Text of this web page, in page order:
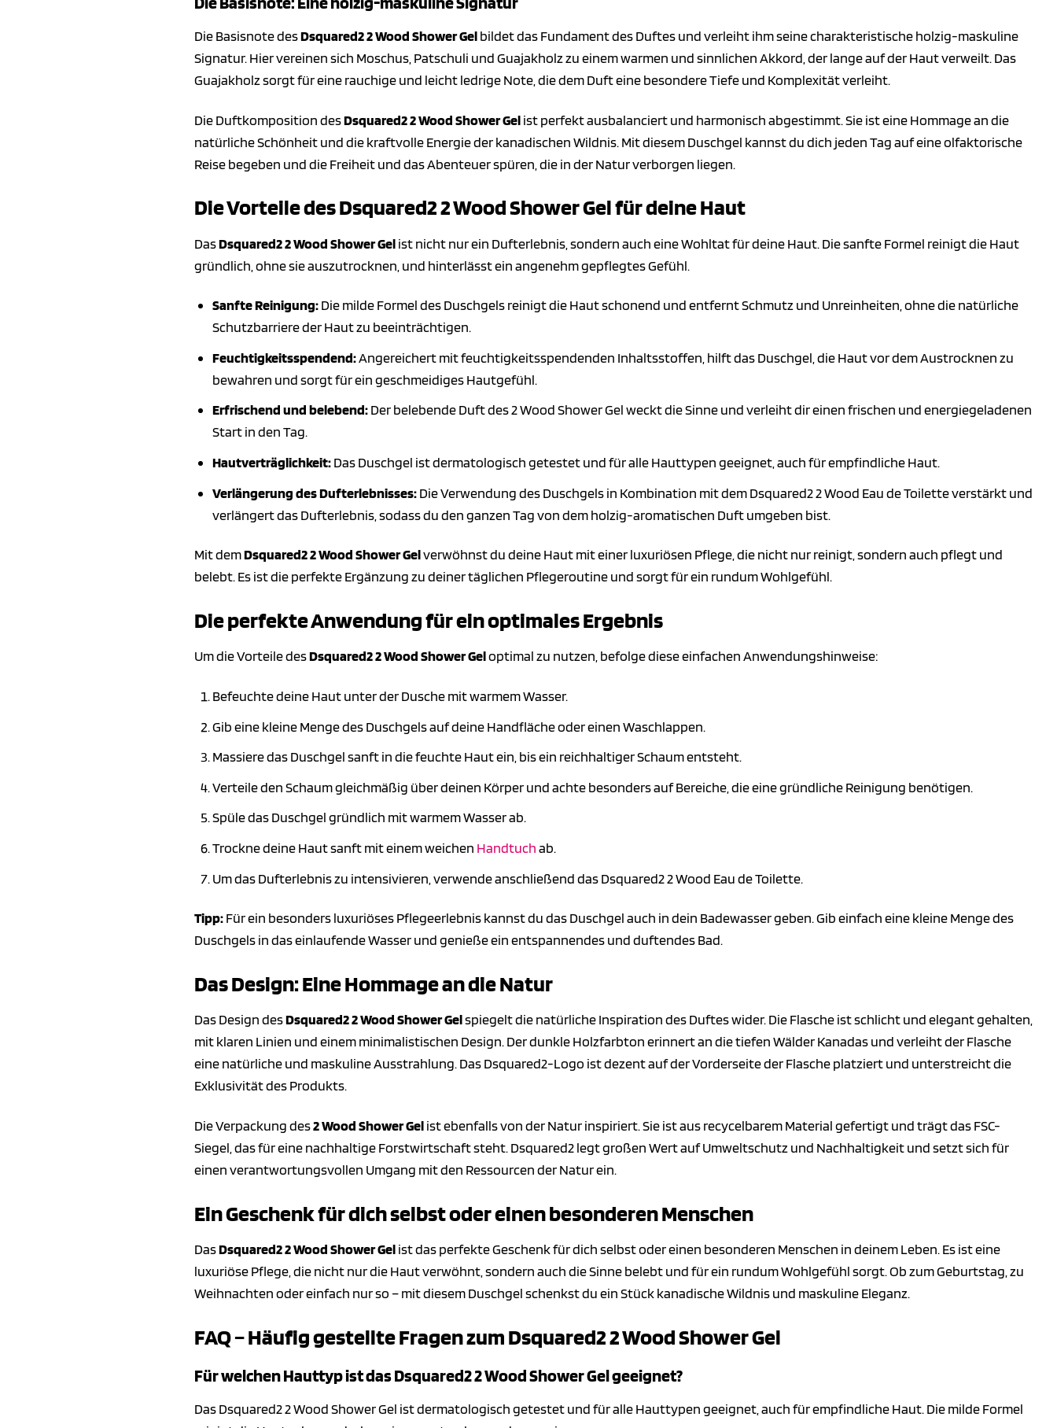
Die Basisnote desDsquared2 2 Wood Shower Gelbildet das Fundament des Duftes und verleiht ihm seine charakteristische holzig-maskuline
Signatur. Hier vereinen sich Moschus, Patschuli und Guajakholz zu einem warmen und sinnlichen Akkord, der lange auf der Haut verweilt. Das
Guajakholz sorgt für eine rauchige und leicht ledrige Note, die dem Duft eine besondere Tiefe und Komplexität verleiht.
Die Duftkomposition desDsquared2 2 Wood Shower Gelist perfekt ausbalanciert und harmonisch abgestimmt. Sie ist eine Hommage an die
natürliche Schönheit und die kraftvolle Energie der kanadischen Wildnis. Mit diesem Duschgel kannst du dich jeden Tag auf eine olfaktorische
Reise begeben und die Freiheit und das Abenteuer spüren, die in der Natur verborgen liegen.
Die Vorteile des Dsquared2 2 Wood Shower Gel für deine Haut
DasDsquared2 2 Wood Shower Gelist nicht nur ein Dufterlebnis, sondern auch eine Wohltat für deine Haut. Die sanfte Formel reinigt die Haut
gründlich, ohne sie auszutrocknen, und hinterlässt ein angenehm gepflegtes Gefühl.
Sanfte Reinigung:Die milde Formel des Duschgels reinigt die Haut schonend und entfernt Schmutz und Unreinheiten, ohne die natürliche
Schutzbarriere der Haut zu beeinträchtigen.
Feuchtigkeitsspendend:Angereichert mit feuchtigkeitsspendenden Inhaltsstoffen, hilft das Duschgel, die Haut vor dem Austrocknen zu
bewahren und sorgt für ein geschmeidiges Hautgefühl.
Erfrischend und belebend:Der belebende Duft des 2 Wood Shower Gel weckt die Sinne und verleiht dir einen frischen und energiegeladenen
Start in den Tag.
Hautverträglichkeit:Das Duschgel ist dermatologisch getestet und für alle Hauttypen geeignet, auch für empfindliche Haut.
Verlängerung des Dufterlebnisses:Die Verwendung des Duschgels in Kombination mit dem Dsquared2 2 Wood Eau de Toilette verstärkt und
verlängert das Dufterlebnis, sodass du den ganzen Tag von dem holzig-aromatischen Duft umgeben bist.
Mit demDsquared2 2 Wood Shower Gelverwöhnst du deine Haut mit einer luxuriösen Pflege, die nicht nur reinigt, sondern auch pflegt und
belebt. Es ist die perfekte Ergänzung zu deiner täglichen Pflegeroutine und sorgt für ein rundum Wohlgefühl.
Die perfekte Anwendung für ein optimales Ergebnis
Um die Vorteile desDsquared2 2 Wood Shower Geloptimal zu nutzen, befolge diese einfachen Anwendungshinweise:
Befeuchte deine Haut unter der Dusche mit warmem Wasser.
Gib eine kleine Menge des Duschgels auf deine Handfläche oder einen Waschlappen.
Massiere das Duschgel sanft in die feuchte Haut ein, bis ein reichhaltiger Schaum entsteht.
Verteile den Schaum gleichmäßig über deinen Körper und achte besonders auf Bereiche, die eine gründliche Reinigung benötigen.
Spüle das Duschgel gründlich mit warmem Wasser ab.
Trockne deine Haut sanft mit einem weichen Handtuchab.
Um das Dufterlebnis zu intensivieren, verwende anschließend das Dsquared2 2 Wood Eau de Toilette.
Tipp:Für ein besonders luxuriöses Pflegeerlebnis kannst du das Duschgel auch in dein Badewasser geben. Gib einfach eine kleine Menge des
Duschgels in das einlaufende Wasser und genieße ein entspannendes und duftendes Bad.
Das Design: Eine Hommage an die Natur
Das Design desDsquared2 2 Wood Shower Gelspiegelt die natürliche Inspiration des Duftes wider. Die Flasche ist schlicht und elegant gehalten,
mit klaren Linien und einem minimalistischen Design. Der dunkle Holzfarbton erinnert an die tiefen Wälder Kanadas und verleiht der Flasche
eine natürliche und maskuline Ausstrahlung. Das Dsquared2-Logo ist dezent auf der Vorderseite der Flasche platziert und unterstreicht die
Exklusivität des Produkts.
Die Verpackung des2 Wood Shower Gelist ebenfalls von der Natur inspiriert. Sie ist aus recycelbarem Material gefertigt und trägt das FSC-
Siegel, das für eine nachhaltige Forstwirtschaft steht. Dsquared2 legt großen Wert auf Umweltschutz und Nachhaltigkeit und setzt sich für
einen verantwortungsvollen Umgang mit den Ressourcen der Natur ein.
Ein Geschenk für dich selbst oder einen besonderen Menschen
DasDsquared2 2 Wood Shower Gelist das perfekte Geschenk für dich selbst oder einen besonderen Menschen in deinem Leben. Es ist eine
luxuriöse Pflege, die nicht nur die Haut verwöhnt, sondern auch die Sinne belebt und für ein rundum Wohlgefühl sorgt. Ob zum Geburtstag, zu
Weihnachten oder einfach nur so – mit diesem Duschgel schenkst du ein Stück kanadische Wildnis und maskuline Eleganz.
FAQ – Häufig gestellte Fragen zum Dsquared2 2 Wood Shower Gel
Für welchen Hauttyp ist das Dsquared2 2 Wood Shower Gel geeignet?
Das Dsquared2 2 Wood Shower Gel ist dermatologisch getestet und für alle Hauttypen geeignet, auch für empfindliche Haut. Die milde Formel